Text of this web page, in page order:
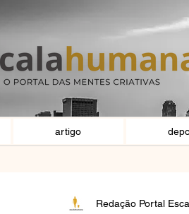
artigo
Redação Portal